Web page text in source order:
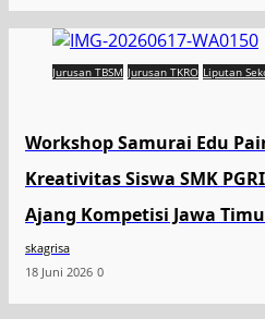
Jurusan TBSM Jurusan TKRO Liputan
Workshop Samurai Edu
Kreativitas Siswa SMK
Ajang Kompetisi Jawa
skagrisa
18 Juni 2026 0